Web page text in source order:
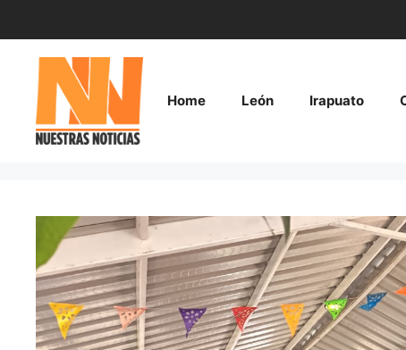
contenido
Home León Irapuato